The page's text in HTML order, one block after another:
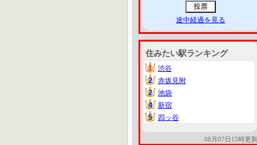
途中経過を見る
住みたい駅ランキング
1
1
渋谷
2
2
赤坂見附
2
2
池袋
4
4
新宿
5
5 四ッ谷
08月07日15時更新